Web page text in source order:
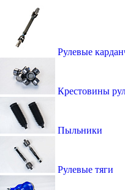
Рулевые
Крестовины
Пыльники
Рулевые тяги